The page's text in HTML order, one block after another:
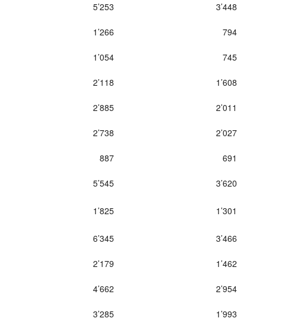
5’253 3’448
1’266 794
1’054 745
2’118 1’608
2’885 2’011
2’738 2’027
887 691
5’545 3’620
1’825 1’301
6’345 3’466
2’179 1’462
4’662 2’954
3’285 1’993